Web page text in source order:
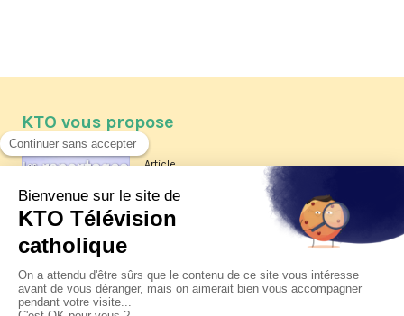
KTO vous propose
Article
Les reportages d'été 2026 de KTO
La visite pastorale du pape Léon
XIV à Assise à suivre sur KTO le
jeudi 6 août